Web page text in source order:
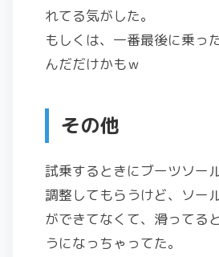
れてる気がした。
もしくは、一番最後に乗っ
んだだけかもｗ
その他
試乗するときにブーツソー
調整してもらうけど、ソー
ができてなくて、滑ってる
うになっちゃってた。